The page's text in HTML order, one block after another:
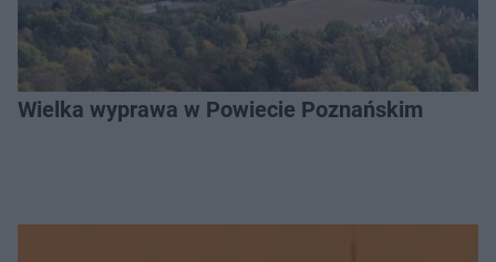
Wielka wyprawa w Powiecie Poznańskim